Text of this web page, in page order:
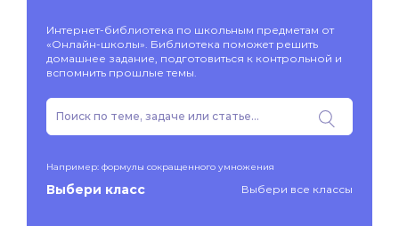
Интернет-библиотека по школьным предметам от
«Онлайн-школы». Библиотека поможет решить
домашнее задание, подготовиться к контрольной и
вспомнить прошлые темы.
Например: формулы сокращенного умножения
Выбери класс Выбери все классы